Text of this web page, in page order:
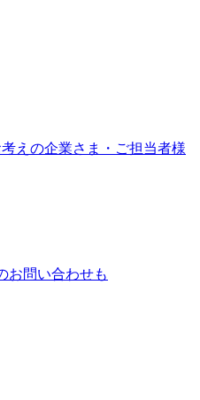
えの企業さま・ご担当者様